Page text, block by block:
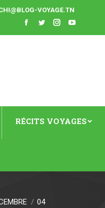
VOYAGE.TN
Facebook
TwitterInstagram
RÉCITS VOYAGES
04